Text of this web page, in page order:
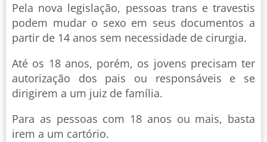
Pela nova legislação, pessoas trans e travestis
podem mudar o sexo em seus documentos a
partir de 14 anos sem necessidade de cirurgia.
Até os 18 anos, porém, os jovens precisam ter
autorização dos pais ou responsáveis e se
dirigirem a um juiz de família.
Para as pessoas com 18 anos ou mais, basta
irem a um cartório.